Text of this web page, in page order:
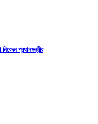
প্রধানমন্ত্রীর